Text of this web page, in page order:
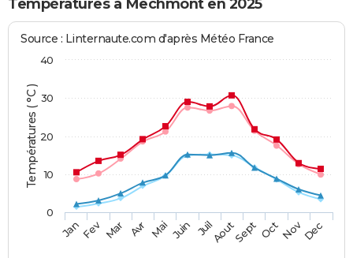
Températures à Mechmont en 2025
Températures ( °C )
Source : Linternaute.com d'après Météo France
JanFev Mar Avr Mai Juin JuilAoutSept OctNovDec
0
10
20
30
40